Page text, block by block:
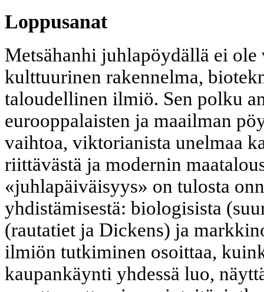
Loppusanat
Metsähanhi juhlapöydällä ei ole
kulttuurinen rakennelma,
taloudellinen ilmiö. Sen polku
eurooppalaisten ja maailman
vaihtoa, viktorianista unelmaa
riittävästä ja modernin
«juhlapäiväisyys» on tulosta
yhdistämisestä: biologisista
(rautatiet ja Dickens) ja
ilmiön tutkiminen osoittaa,
kaupankäynti yhdessä luo,